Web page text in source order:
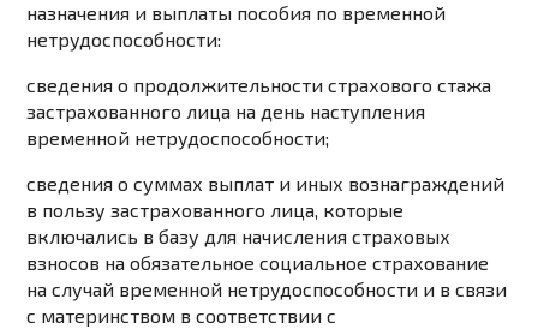
назначения и выплаты пособия по временной
нетрудоспособности:
сведения о продолжительности страхового стажа
застрахованного лица на день наступления
временной нетрудоспособности;
сведения о суммах выплат и иных вознаграждений
в пользу застрахованного лица, которые
включались в базу для начисления страховых
взносов на обязательное социальное страхование
на случай временной нетрудоспособности и в связи
с материнством в соответствии с